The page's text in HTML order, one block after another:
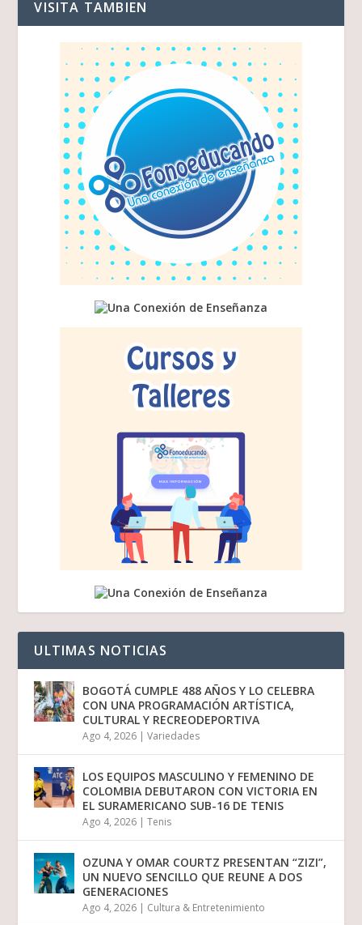
VISITA TAMBIEN
ULTIMAS NOTICIAS
BOGOTÁ CUMPLE 488 AÑOS Y LO CELEBRA
CON UNA PROGRAMACIÓN ARTÍSTICA,
CULTURAL Y RECREODEPORTIVA
Ago 4, 2026 |Variedades
LOS EQUIPOS MASCULINO Y FEMENINO DE
COLOMBIA DEBUTARON CON VICTORIA EN
EL SURAMERICANO SUB-16 DE TENIS
Ago 4, 2026 |Tenis
OZUNA Y OMAR COURTZ PRESENTAN “ZIZI”,
UN NUEVO SENCILLO QUE REUNE A DOS
GENERACIONES
Ago 4, 2026 | Cultura & Entretenimiento